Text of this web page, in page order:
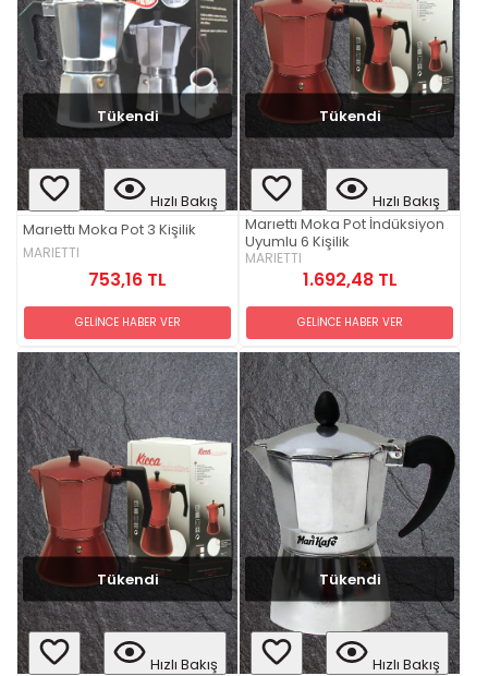
Tükendi
Hızlı Bakış
Marıettı Moka Pot 3 Kişilik
MARIETTI
753,16 TL
GELİNCE HABER VER
Tükendi
Hızlı Bakış
Marıettı Moka Pot İndüksiyon
Uyumlu 6 Kişilik
MARIETTI
1.692,48 TL
GELİNCE HABER VER
Tükendi
Hızlı Bakış
Tükendi
Hızlı Bakış